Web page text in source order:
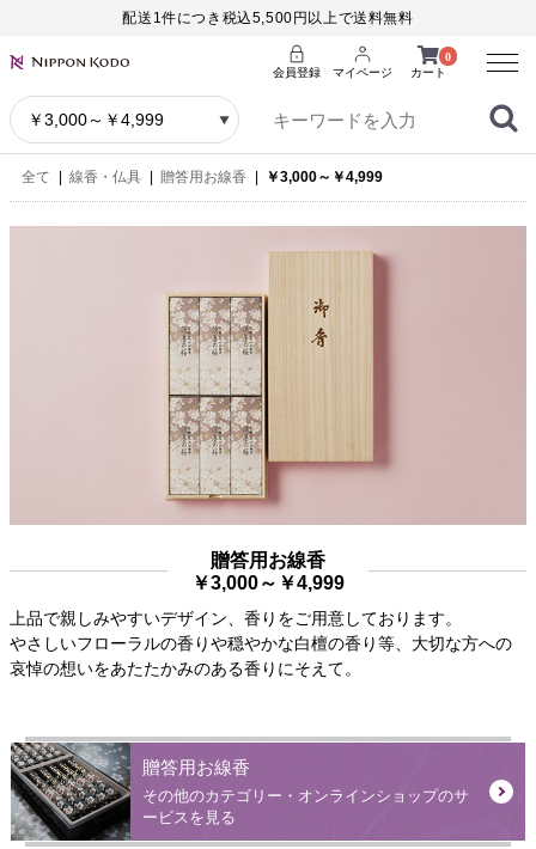
配送1件につき税込5,500円以上で送料無料
0
カート
会員登録 マイページ
Menu
全て 線香・仏具 贈答用お線香 ￥3,000～￥4,999
贈答用お線香
￥3,000～￥4,999
上品で親しみやすいデザイン、香りをご用意しております。
やさしいフローラルの香りや穏やかな白檀の香り等、 大切な方への
哀悼の想いをあたたかみのある香りにそえて。
贈答用お線香
その他のカテゴリー・オンラインショップのサ
ービスを見る